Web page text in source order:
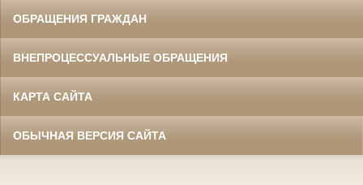
ОБРАЩЕНИЯ ГРАЖДАН
ВНЕПРОЦЕССУАЛЬНЫЕ ОБРАЩЕНИЯ
КАРТА САЙТА
ОБЫЧНАЯ ВЕРСИЯ САЙТА